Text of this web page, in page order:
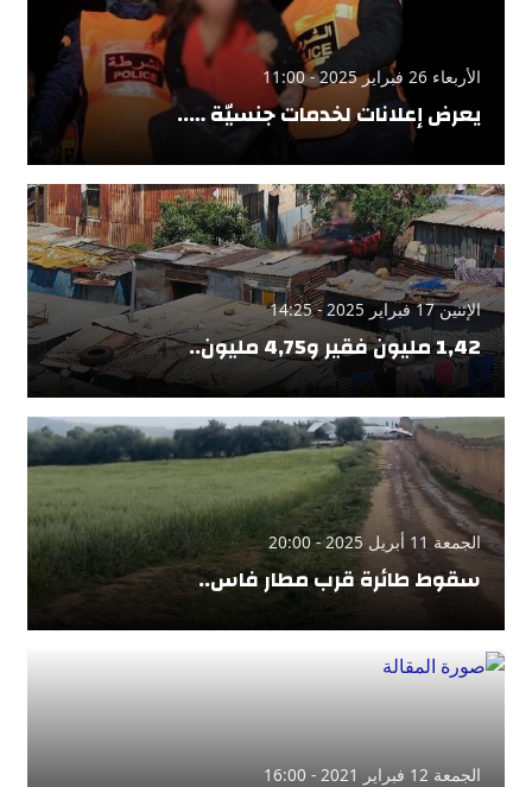
الأربعاء 26 فبراير 2025 - 11:00
يعرض إعلانات لخدمات جنسيّة …..
الإثنين 17 فبراير 2025 - 14:25
1,42 مليون فقير و4,75 مليون..
الجمعة 11 أبريل 2025 - 20:00
سقوط طائرة قرب مطار فاس..
الجمعة 12 فبراير 2021 - 16:00